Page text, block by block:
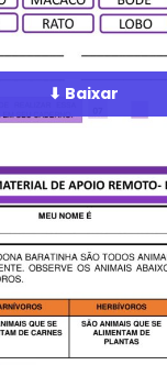
⬇ Baixar